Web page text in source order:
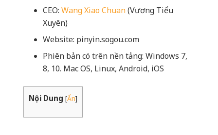
CEO: Wang Xiao Chuan(Vương Tiểu
Xuyên)
Website: pinyin.sogou.com
Phiên bản có trên nền tảng: Windows 7,
8, 10. Mac OS, Linux, Android, iOS
Nội Dung [Ẩn]